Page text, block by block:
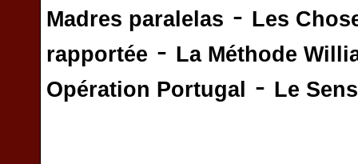
Madres paralelas - Les
rapportée - La Méthode
Opération Portugal
- Le